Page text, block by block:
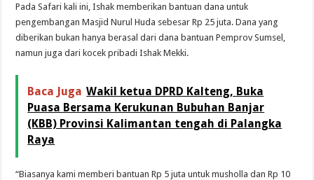
Pada Safari kali ini, Ishak memberikan bantuan dana untuk
pengembangan Masjid Nurul Huda sebesar Rp 25 juta. Dana yang
diberikan bukan hanya berasal dari dana bantuan Pemprov Sumsel,
namun juga dari kocek pribadi Ishak Mekki.
Baca Juga Wakil ketua DPRD Kalteng, Buka
Puasa Bersama Kerukunan Bubuhan Banjar
(KBB) Provinsi Kalimantan tengah di Palangka
Raya
“Biasanya kami memberi bantuan Rp 5 juta untuk musholla dan Rp 10